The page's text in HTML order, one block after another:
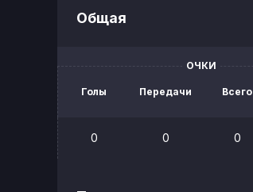
Общая
ОЧКИ
Голы Передачи Всего
0 0 0